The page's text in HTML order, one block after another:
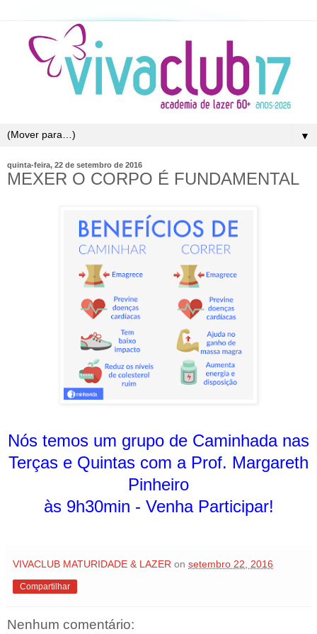
▼
quinta-feira, 22 de setembro de 2016
MEXER O CORPO É FUNDAMENTAL
Nós temos um grupo de Caminhada nas
Terças e Quintas com a Prof. Margareth
Pinheiro
às 9h30min - Venha Participar!
VIVACLUB MATURIDADE & LAZER on setembro 22, 2016
Compartilhar
Nenhum comentário: